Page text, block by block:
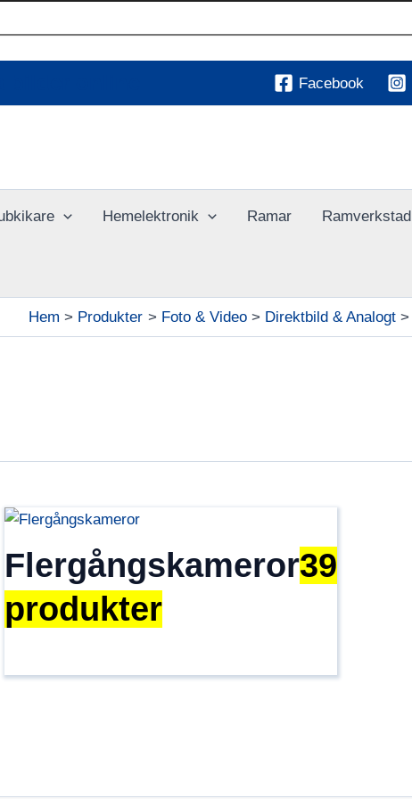
Facebook
Hemelektronik Ramar Ramverkstad
Hem Produkter Foto & Video Direktbild & Analogt
Flergångskameror39
produkter